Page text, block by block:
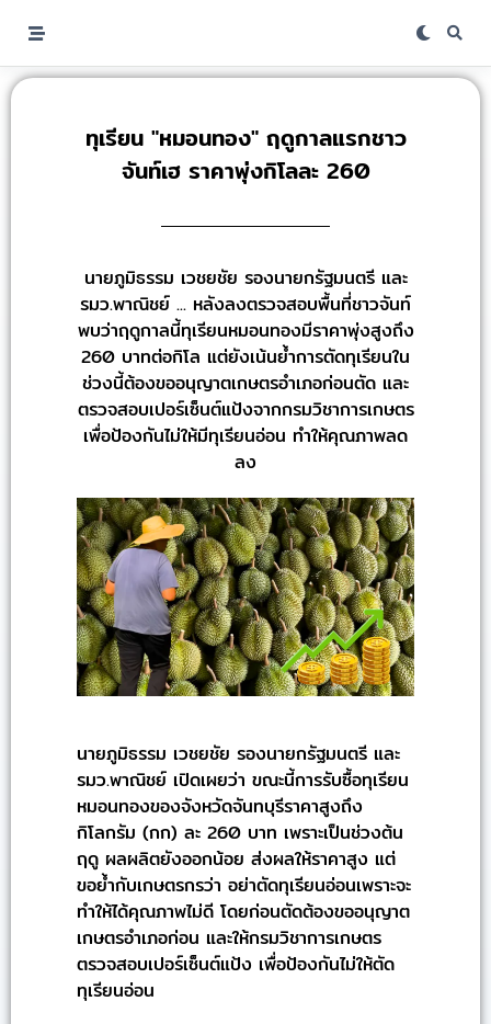
ทุเรียน "หมอนทอง" ฤดูกาลแรกชาว
จันท์เฮ ราคาพุ่งกิโลละ 260
นายภูมิธรรม เวชยชัย รองนายกรัฐมนตรี และ
รมว.พาณิชย์ ... หลังลงตรวจสอบพื้นที่ชาวจันท์
พบว่าฤดูกาลนี้ทุเรียนหมอนทองมีราคาพุ่งสูงถึง
260 บาทต่อกิโล แต่ยังเน้นย้ำการตัดทุเรียนใน
ช่วงนี้ต้องขออนุญาตเกษตรอำเภอก่อนตัด และ
ตรวจสอบเปอร์เซ็นต์แป้งจากกรมวิชาการเกษตร
เพื่อป้องกันไม่ให้มีทุเรียนอ่อน ทำให้คุณภาพลด
ลง
นายภูมิธรรม เวชยชัย รองนายกรัฐมนตรี และ
รมว.พาณิชย์ เปิดเผยว่า ขณะนี้การรับซื้อทุเรียน
หมอนทองของจังหวัดจันทบุรีราคาสูงถึง
กิโลกรัม (กก) ละ 260 บาท เพราะเป็นช่วงต้น
ฤดู ผลผลิตยังออกน้อย ส่งผลให้ราคาสูง แต่
ขอย้ำกับเกษตรกรว่า อย่าตัดทุเรียนอ่อนเพราะจะ
ทำให้ได้คุณภาพไม่ดี โดยก่อนตัดต้องขออนุญาต
เกษตรอำเภอก่อน และให้กรมวิชาการเกษตร
ตรวจสอบเปอร์เซ็นต์แป้ง เพื่อป้องกันไม่ให้ตัด
ทุเรียนอ่อน